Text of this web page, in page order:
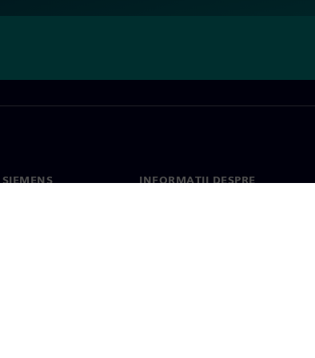
SIEMENS
INFORMAȚII DESPRE